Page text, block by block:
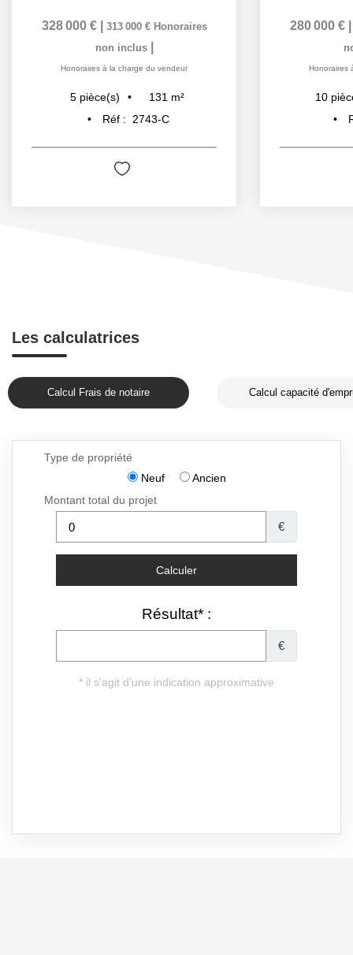
328 000 € 313 000 € Honoraires
non inclus
Honoraires à la charge du vendeur
5 pièce(s) 131 m²
Réf :
2743-C
280 000 €
Honoraires
10
Les calculatrices
Calcul Frais de notaire Calcul capacité